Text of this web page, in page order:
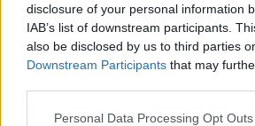
disclosure of your personal information
IAB’s list of downstream participants.
also be disclosed by us to third parties
Downstream Participants that may
Personal Data Processing Opt Outs